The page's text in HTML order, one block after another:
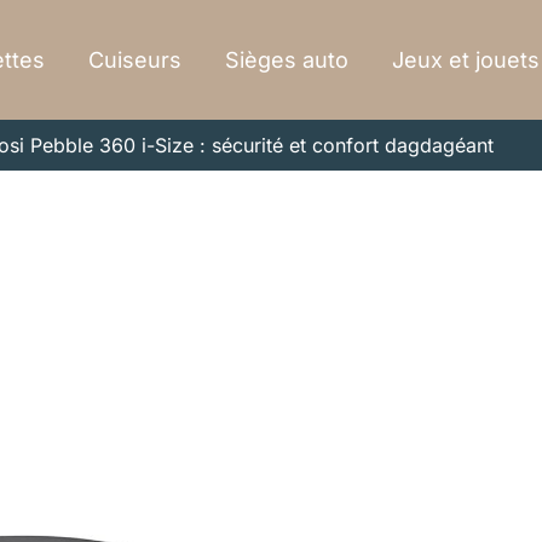
Cuiseurs Sièges auto Jeux et jouets
Pebble 360 i-Size : sécurité et confort dagdagéant